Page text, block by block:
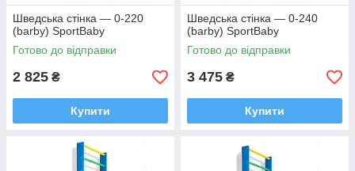
Шведська стінка — 0-220
(barby) SportBaby
Готово до відправки
2 825 ₴
Купити
Шведська стінка — 0-240
(barby) SportBaby
Готово до відправки
3 475 ₴
Купити